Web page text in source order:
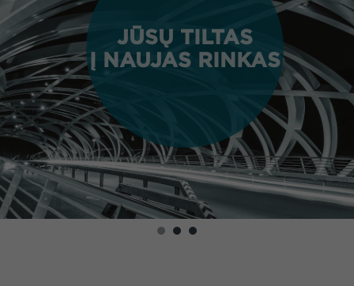
JŪSŲ TILTAS
Į NAUJAS RINKAS
JŪSŲ TILTAS
Į NAUJAS RINKAS